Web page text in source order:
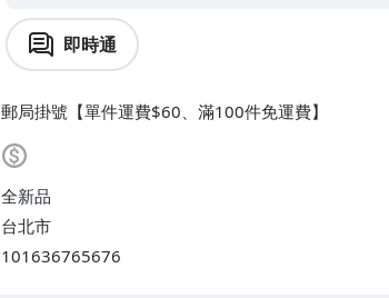
即時通
郵局掛號【單件運費$60、滿100件免運費】
全新品
台北市
101636765676